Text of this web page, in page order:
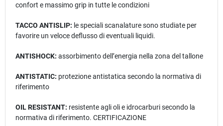
confort e massimo grip in tutte le condizioni
TACCO ANTISLIP: le speciali scanalature sono studiate per
favorire un veloce deflusso di eventuali liquidi.
ANTISHOCK: assorbimento dell’energia nella zona del tallone
ANTISTATIC: protezione antistatica secondo la normativa di
riferimento
OIL RESISTANT: resistente agli oli e idrocarburi secondo la
normativa di riferimento. CERTIFICAZIONE